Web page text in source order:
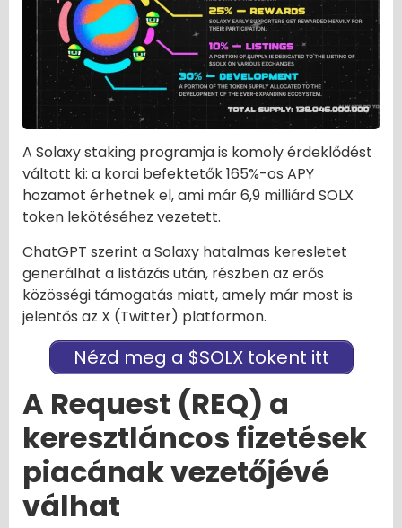
A Solaxy staking programja is komoly érdeklődést
váltott ki: a korai befektetők 165%-os APY
hozamot érhetnek el, ami már 6,9 milliárd SOLX
token lekötéséhez vezetett.
ChatGPT szerint a Solaxy hatalmas keresletet
generálhat a listázás után, részben az erős
közösségi támogatás miatt, amely már most is
jelentős az X (Twitter) platformon.
Nézd meg a $SOLX tokent itt
A Request (REQ) a
keresztláncos fizetések
piacának vezetőjévé
válhat